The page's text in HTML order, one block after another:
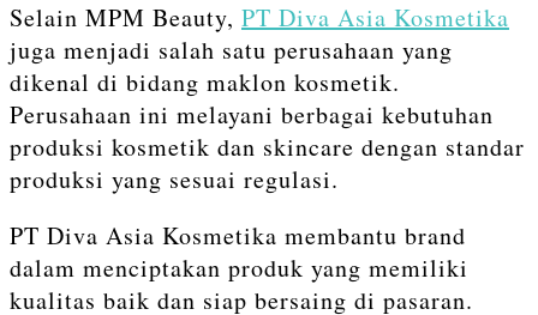
Selain MPM Beauty, PT Diva Asia Kosmetika
juga menjadi salah satu perusahaan yang
dikenal di bidang maklon kosmetik.
Perusahaan ini melayani berbagai kebutuhan
produksi kosmetik dan skincare dengan standar
produksi yang sesuai regulasi.
PT Diva Asia Kosmetika membantu brand
dalam menciptakan produk yang memiliki
kualitas baik dan siap bersaing di pasaran.